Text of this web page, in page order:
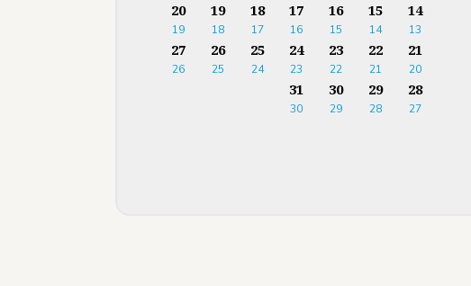
14
13
15
14
16
15
17
16
18
17
19
18
20
19
21
20
22
21
23
22
24
23
25
24
26
25
27
26
28
27
29
28
30
29
31
30